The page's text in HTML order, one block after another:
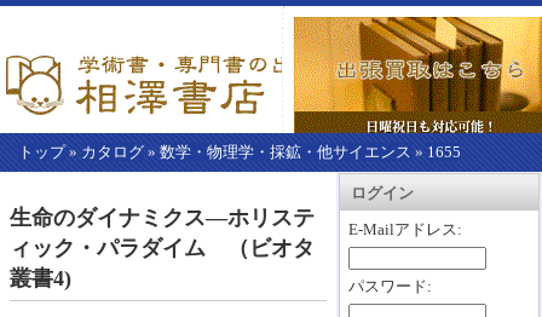
トップ» カタログ » 数学・物理学・採鉱・他サイエンス » 1655
カートを見る
ログイン
E-Mailアドレス:
パスワード:
こ
か
ら
本
文】
生命のダイナミクス―ホリステ
ィック・パラダイム （ビオタ
叢書4)